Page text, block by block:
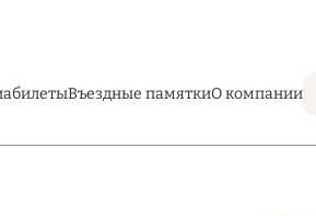
Въездные памяткиО компании